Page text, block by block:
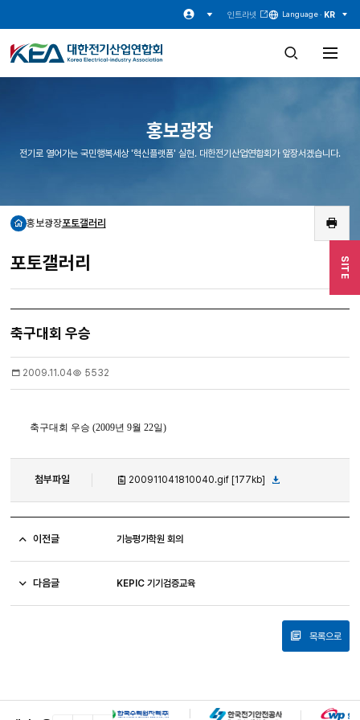
SITE
인트라넷 Language · KR
검
전
홍보광장
전기로 열어가는 국민행복세상 '혁신플랫폼' 실현. 대한전기산업연합회가 앞장서겠습니다.
홈홍보광장포토갤러리
인
쇄
포토갤러리
축구대회 우승
2009.11.04 5532
축구대회 우승 (2009년 9월 22일)
첨부파일 200911041810040.gif [177kb]
이전글 기능평가학원 회의
다음글 KEPIC 기기검증교육
목록으로